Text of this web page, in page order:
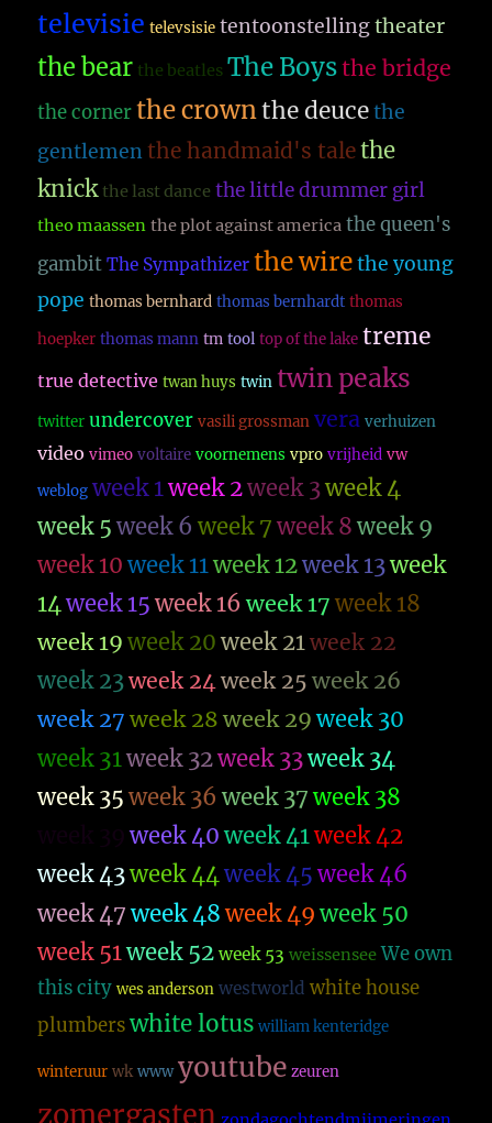
televisie televsisie tentoonstelling theater
the bear the beatles The Boysthe bridge
the corner the crownthe deuce the
gentlemen the handmaid's talethe
knick the last dance the little drummer girl
theo maassen the plot against america the queen's
gambit The Sympathizer the wire the young
pope thomas bernhard thomas bernhardt thomas
hoepker thomas mann tm tool top of the lake treme
true detective twan huys twin twin peaks
twitter undercover vasili grossman vera verhuizen
video vimeo voltaire voornemens vpro vrijheid vw
weblog week 1week 2week 3week 4
week 5 week 6 week 7 week 8 week 9
week 10 week 11week 12week 13week
14week 15 week 16 week 17 week 18
week 19 week 20 week 21week 22
week 23week 24week 25 week 26
week 27 week 28 week 29 week 30
week 31week 32week 33week 34
week 35 week 36 week 37 week 38
week 40 week 41week 42
week 43week 44week 45 week 46
week 47 week 48 week 49 week 50
week 51week 52 week 53 weissensee We own
this city wes anderson westworld white house
plumbers white lotus william kenteridge
winteruur wk www youtube zeuren
zomergasten